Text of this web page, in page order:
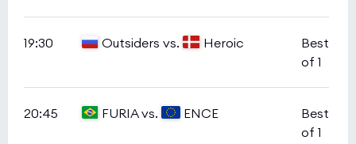
19:30 Outsiders vs. Heroic
Best
of 1
20:45 FURIA vs. ENCE
Best
of 1